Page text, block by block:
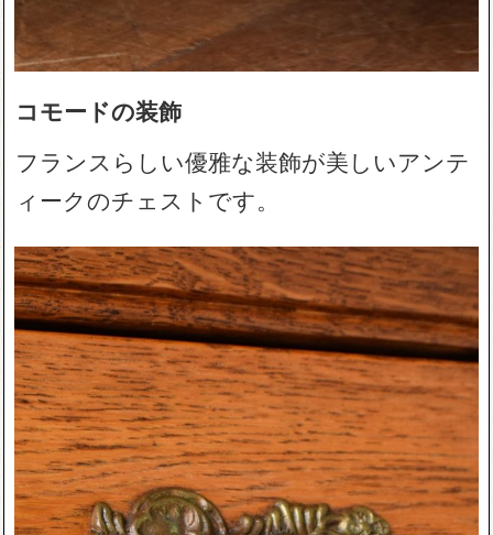
コモードの装飾
フランスらしい優雅な装飾が美しいアンテ
ィークのチェストです。